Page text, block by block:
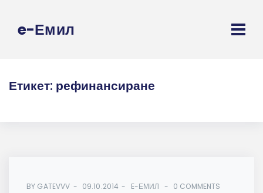
e-Емил
Етикет: рефинансиране
BY GATEVVV 09.10.2014 E-ЕМИЛ 0 COMMENTS